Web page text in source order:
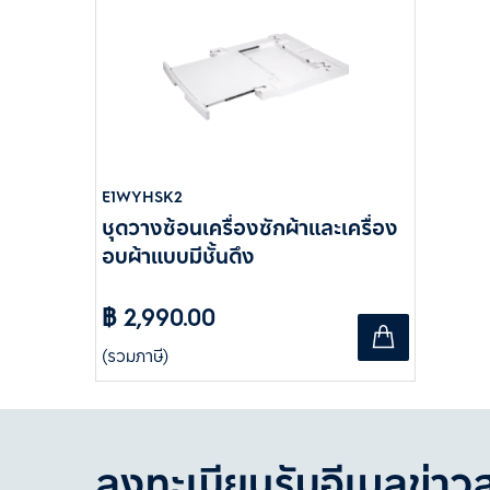
E1WYHSK2
ชุดวางซ้อนเครื่องซักผ้าและเครื่อง
อบผ้าแบบมีชั้นดึง
฿ 2,990.00
(รวมภาษี)